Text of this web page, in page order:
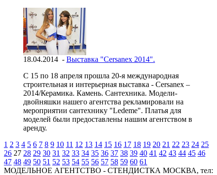
18.04.2014 - Выставка "Cersanex 2014".
С 15 по 18 апреля прошла 20-я международная
строительная и интерьерная выставка - Cersanex –
2014/Керамика. Камень. Сантехника. Модели-
двойняшки нашего агентства рекламировали на
мероприятии сантехнику "Ledeme". Платья для
моделей были предоставлены нашим агентством в
аренду.
1 2 3 4 5 6 7 8 9 10 11 12 13 14 15 16 17 18 19 20 21 22 23 24 25
26 27 28 29 30 31 32 33 34 35 36 37 38 39 40 41 42 43 44 45 46
47 48 49 50 51 52 53 54 55 56 57 58 59 60 61
МОДЕЛЬНОЕ АГЕНТСТВО - СТЕНДИСТКА МОСКВА, тел: